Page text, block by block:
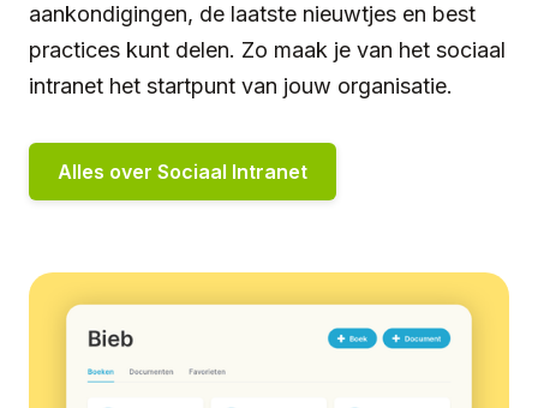
aankondigingen, de laatste nieuwtjes en best
practices kunt delen. Zo maak je van het sociaal
intranet het startpunt van jouw organisatie.
Alles over Sociaal Intranet